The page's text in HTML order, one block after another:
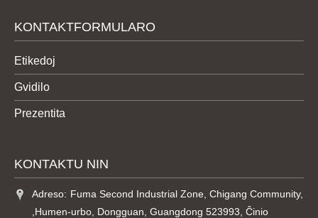
KONTAKTFORMULARO
Etikedoj
Gvidilo
Prezentita
KONTAKTU NIN
Adreso: Fuma Second Industrial Zone, Chigang Community,
,Humen-urbo, Dongguan, Guangdong 523993, Ĉinio